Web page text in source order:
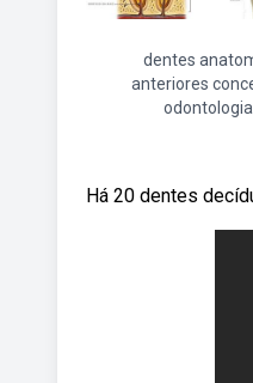
dentes
anteriores
odontologia
Há 20 dentes